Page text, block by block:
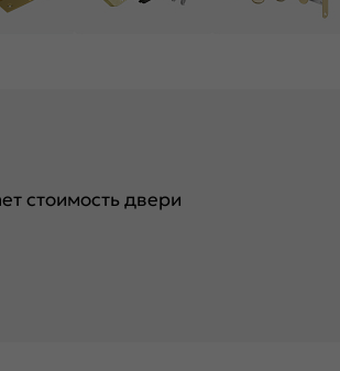
стоимость двери